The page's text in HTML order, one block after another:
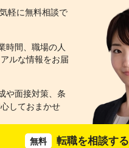
軽に無料相談で
時間、職場の人
ルな情報をお届
や面接対策、条
しておまかせ
無料 転職を相談する